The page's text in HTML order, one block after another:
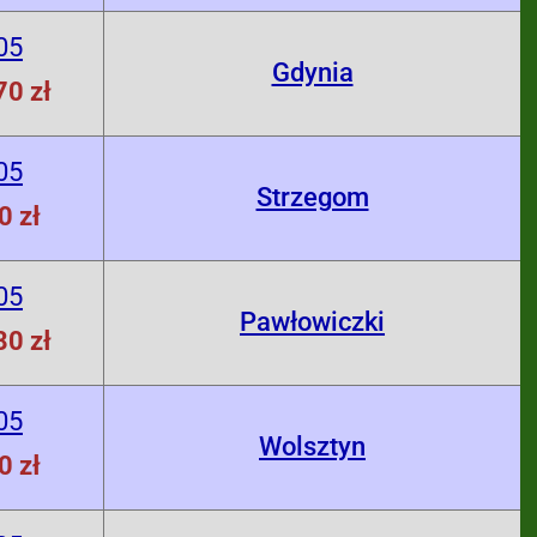
zł
Gdynia
zł
Strzegom
zł
Pawłowiczki
zł
Wolsztyn